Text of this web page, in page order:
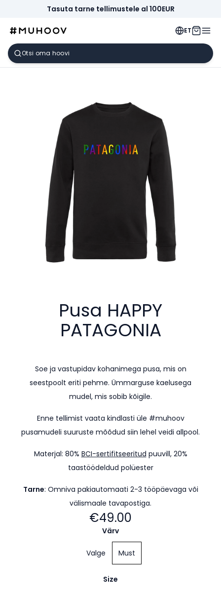
Tasuta tarne tellimustele al 100EUR
ET
Pusa HAPPY
PATAGONIA
Soe ja vastupidav kohanimega pusa, mis on
seestpoolt eriti pehme. Ümmarguse kaelusega
mudel, mis sobib kõigile.
Enne tellimist vaata kindlasti üle #muhoov
pusamudeli suuruste mõõdud siin lehel veidi allpool.
Materjal: 80% BCI-sertifitseeritud puuvill, 20%
taastöödeldud polüester
Tarne: Omniva pakiautomaati 2-3 tööpäevaga või
välismaale tavapostiga.
€49.00
Värv
Valge Must
Size